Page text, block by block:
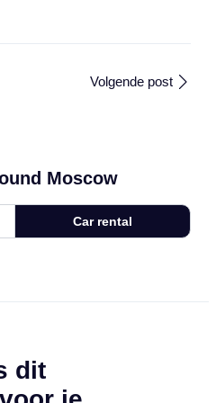
Volgende post
Moscow
Car rental
dit